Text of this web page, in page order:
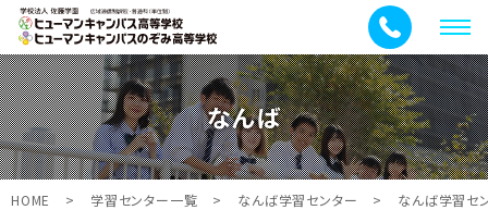
メ
ニ
ュ
ー
なんば
HOME > 学習センター一覧 > なんば学習センター > なんば学習セ